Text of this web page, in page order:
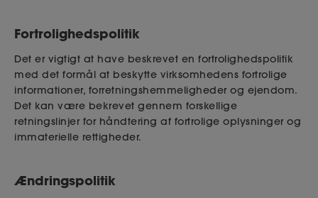
Fortrolighedspolitik
Det er vigtigt at have beskrevet en fortrolighedspolitik
med det formål at beskytte virksomhedens fortrolige
informationer, forretningshemmeligheder og ejendom.
Det kan være bekrevet gennem forskellige
retningslinjer for håndtering af fortrolige oplysninger og
immaterielle rettigheder.
Ændringspolitik